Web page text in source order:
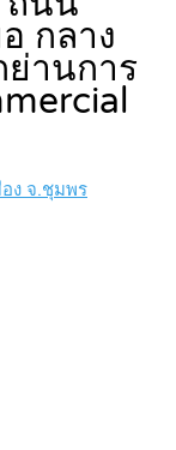
กลาง
านการ
ง จ.ชุมพร